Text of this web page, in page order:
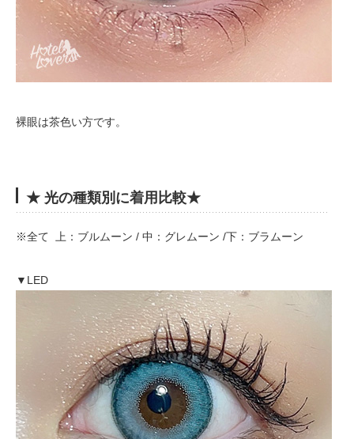
裸眼は茶色い方です。
★ 光の種類別に着用比較★
※全て 上：ブルムーン / 中：グレムーン /下：ブラムーン
▼LED